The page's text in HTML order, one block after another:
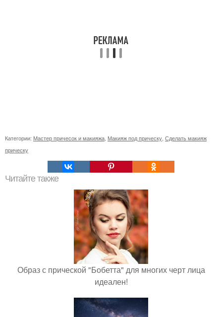
Категории: Мастер причесок и макияжа Макияж под прическу Сделать макияж
прическу
Читайте также
Образ с прической "Бобетта" для многих черт лица
идеален!